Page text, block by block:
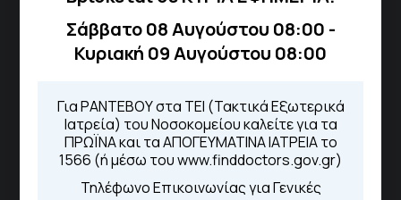
Σάββατο 08 Αυγούστου 08:00 -
Κυριακή 09 Αυγούστου 08:00
Για ΡΑΝΤΕΒΟΥ στα ΤΕΙ (Τακτικά Εξωτερικά
Ιατρεία) του Νοσοκομείου καλείτε για τα
ΠΡΩΪΝΑ και τα ΑΠΟΓΕΥΜΑΤΙΝΑ ΙΑΤΡΕΙΑ το
1566 (ή μέσω του www.finddoctors.gov.gr)
Τηλέφωνο Επικοινωνίας για Γενικές
Από τον ιστότοποeΡαντεβού
Καλώντας στην φωνητική πύλη του
App"
ΓΝΑ Νοσοκομείο Σισμανόγλειο - Αμαλία Φλέμιγκ